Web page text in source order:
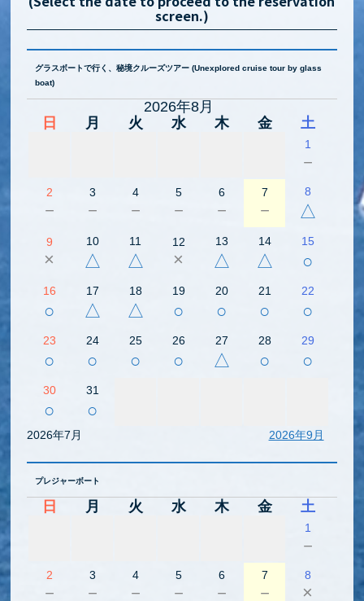
screen.)
グラスボートで行く、秘境クルーズツアー (Unexplored cruise tour by glass
boat)
2026年8月
日
月 火 水 木 金 土
1
－
2
－
3
－
4
－
5
－
6
－
7
－
8
△
9
×
10
△
11
△
12
×
13
△
14
△
15
○
16
○
17
△
18
△
19
○
20
○
21
○
22
○
23
○
24
○
25
○
26
○
27
△
28
○
29
○
30
○
31
○
2026年7月 2026年9月
プレジャーボート
日 月 火 水 木 金 土
1
－
2
－
3
－
4
－
5
－
6
－
7
－
8
×